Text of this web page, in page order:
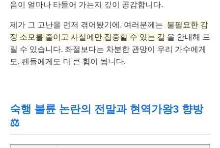
음이 얼마나 타들어 가는지 깊이 공감합니다.
제가 그 고난을 먼저 겪어봤기에, 여러분께는 불필요한 감
정 소모를 줄이고 사실에만 집중할 수 있는 길 을 안내해 드
릴 수 있습니다. 좌절보다는 차분한 관망이 우리 가수에게
도, 팬들에게도 더 큰 힘이 됩니다.
숙행 불륜 논란의 전말과 현역가왕3 향방
⚖️